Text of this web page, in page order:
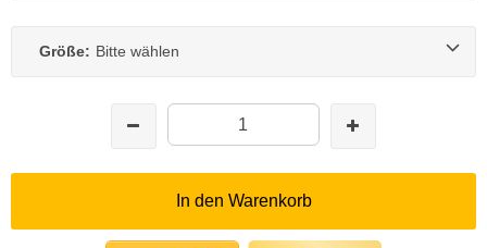
Größe: Bitte wählen
In den Warenkorb